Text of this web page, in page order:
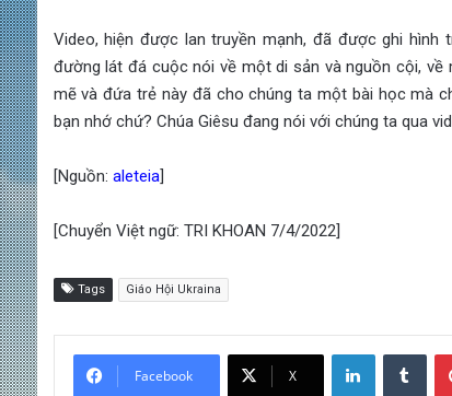
Video, hiện được lan truyền mạnh, đã được ghi hình
đường lát đá cuộc nói về một di sản và nguồn cội,
mẽ và đứa trẻ này đã cho chúng ta một bài học mà
bạn nhớ chứ? Chúa Giêsu đang nói với chúng ta qua
[Nguồn: aleteia]
[Chuyển Việt ngữ: TRI KHOAN 7/4/2022]
Tags Giáo Hội Ukraina
Facebook X
LinkedIn Tumblr